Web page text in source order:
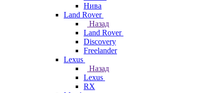
Нива
Land Rover
Назад
Land Rover
Discovery
Freelander
Lexus
Назад
Lexus
RX